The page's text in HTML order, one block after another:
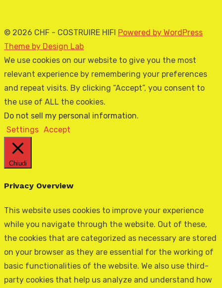
© 2026 CHF - COSTRUIRE HIFI Powered by WordPress
Theme by Design Lab
We use cookies on our website to give you the most
relevant experience by remembering your preferences
and repeat visits. By clicking “Accept”, you consent to
the use of ALL the cookies.
Do not sell my personal information.
Settings Accept
Chiudi
Privacy Overview
This website uses cookies to improve your experience
while you navigate through the website. Out of these,
the cookies that are categorized as necessary are stored
on your browser as they are essential for the working of
basic functionalities of the website. We also use third-
party cookies that help us analyze and understand how